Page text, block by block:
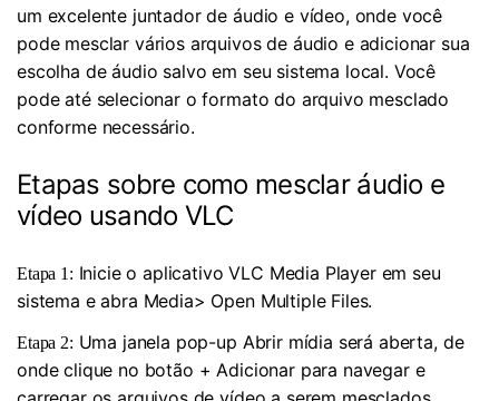
um excelente juntador de áudio e vídeo, onde você
pode mesclar vários arquivos de áudio e adicionar sua
escolha de áudio salvo em seu sistema local. Você
pode até selecionar o formato do arquivo mesclado
conforme necessário.
Etapas sobre como mesclar áudio e
vídeo usando VLC
Etapa 1: Inicie o aplicativo VLC Media Player em seu
sistema e abra Media> Open Multiple Files.
Etapa 2: Uma janela pop-up Abrir mídia será aberta, de
onde clique no botão + Adicionar para navegar e